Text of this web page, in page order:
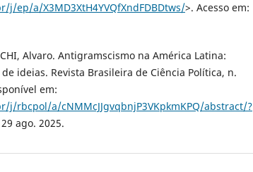
j/ep/a/X3MD3XtH4YVQfXndFDBDtws/>. Acesso em:
Alvaro. Antigramscismo na América Latina:
ideias. Revista Brasileira de Ciência Política, n.
em:
j/rbcpol/a/cNMMcJJgvqbnjP3VKpkmKPQ/abstract/?
ago. 2025.